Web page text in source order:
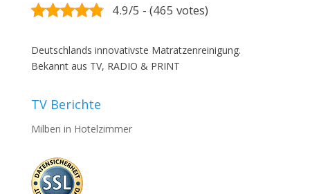
4.9/5 - (465 votes)
Deutschlands innovativste Matratzenreinigung.
Bekannt aus TV, RADIO & PRINT
TV Berichte
Milben in Hotelzimmer